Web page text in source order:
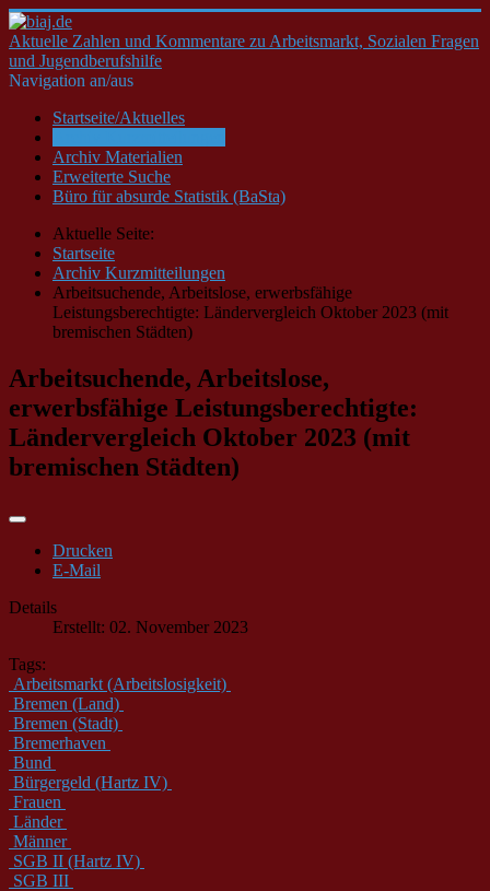
Aktuelle Zahlen und Kommentare zu Arbeitsmarkt, Sozialen Fragen
und Jugendberufshilfe
Navigation an/aus
Startseite/Aktuelles
Archiv Materialien
Erweiterte Suche
Büro für absurde Statistik (BaSta)
Aktuelle Seite:
Startseite
Archiv Kurzmitteilungen
Arbeitsuchende, Arbeitslose, erwerbsfähige
Leistungsberechtigte: Ländervergleich Oktober 2023 (mit
bremischen Städten)
Arbeitsuchende, Arbeitslose,
erwerbsfähige Leistungsberechtigte:
Ländervergleich Oktober 2023 (mit
bremischen Städten)
Drucken
E-Mail
Details
Erstellt: 02. November 2023
Tags:
Arbeitsmarkt (Arbeitslosigkeit)
Bremen (Land)
Bremen (Stadt)
Bremerhaven
Bund
Bürgergeld (Hartz IV)
Frauen
Länder
Männer
SGB II (Hartz IV)
SGB III